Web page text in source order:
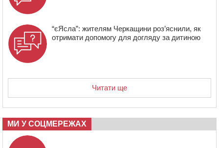
“єЯсла”: жителям Черкащини роз’яснили, як
отримати допомогу для догляду за дитиною
Читати ще
МИ У СОЦМЕРЕЖАХ